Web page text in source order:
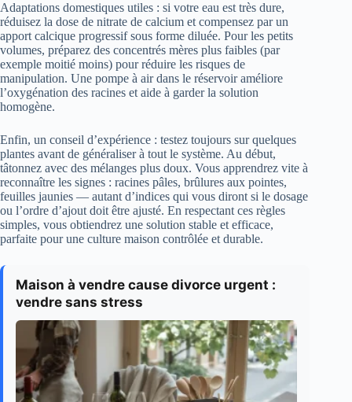
Adaptations domestiques utiles : si votre eau est très dure,
réduisez la dose de nitrate de calcium et compensez par un
apport calcique progressif sous forme diluée. Pour les petits
volumes, préparez des concentrés mères plus faibles (par
exemple moitié moins) pour réduire les risques de
manipulation. Une pompe à air dans le réservoir améliore
l’oxygénation des racines et aide à garder la solution
homogène.
Enfin, un conseil d’expérience : testez toujours sur quelques
plantes avant de généraliser à tout le système. Au début,
tâtonnez avec des mélanges plus doux. Vous apprendrez vite à
reconnaître les signes : racines pâles, brûlures aux pointes,
feuilles jaunies — autant d’indices qui vous diront si le dosage
ou l’ordre d’ajout doit être ajusté. En respectant ces règles
simples, vous obtiendrez une solution stable et efficace,
parfaite pour une culture maison contrôlée et durable.
Maison à vendre cause divorce urgent :
vendre sans stress